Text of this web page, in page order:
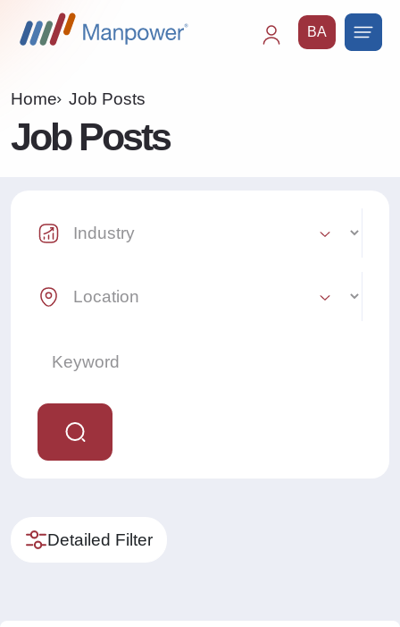
BA
Home Job Posts
Job Posts
Industry Select
Location Select
Detailed Filter